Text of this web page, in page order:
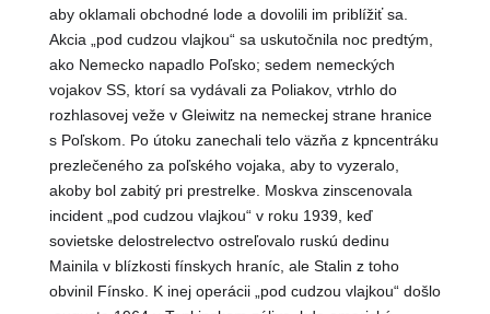
aby oklamali obchodné lode a dovolili im priblížiť sa.
Akcia „pod cudzou vlajkou“ sa uskutočnila noc predtým,
ako Nemecko napadlo Poľsko; sedem nemeckých
vojakov SS, ktorí sa vydávali za Poliakov, vtrhlo do
rozhlasovej veže v Gleiwitz na nemeckej strane hranice
s Poľskom. Po útoku zanechali telo väzňa z kpncentráku
prezlečeného za poľského vojaka, aby to vyzeralo,
akoby bol zabitý pri prestrelke. Moskva zinscenovala
incident „pod cudzou vlajkou“ v roku 1939, keď
sovietske delostrelectvo ostreľovalo ruskú dedinu
Mainila v blízkosti fínskych hraníc, ale Stalin z toho
obvinil Fínsko. K inej operácii „pod cudzou vlajkou“ došlo